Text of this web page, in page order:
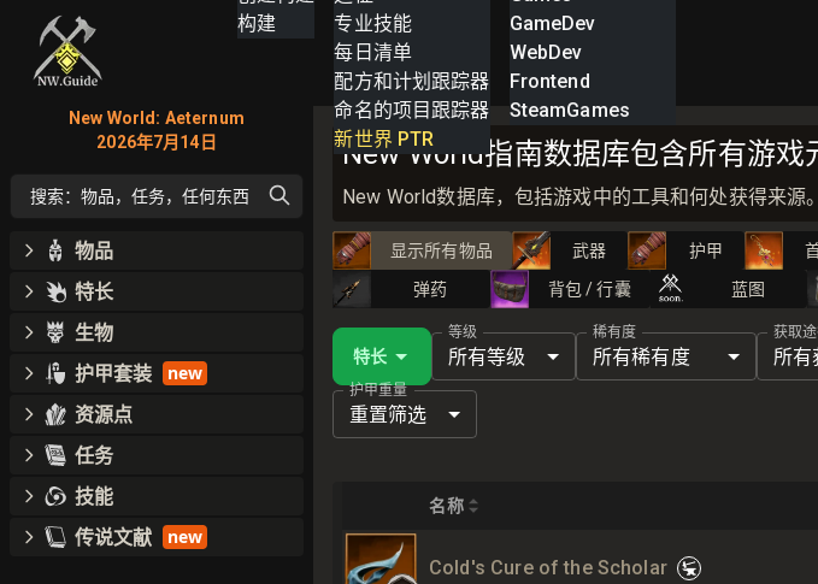
构建
专业技能
每日清单
配方和计划跟踪器
命名的项目跟踪器
新世界 PTR
GameDev
WebDev
Frontend
SteamGames
New World指南数据库包含所有游戏
New World数据库，包括游戏中的工具和何处获得来
显示所有物品 武器 护甲
弹药
背包 / 行囊 蓝图
特长
等级
所有等级
稀有度
所有稀有度
获取
所有
护甲重量
重置筛选
名称
Cold's Cure of the Scholar
New World: Aeternum
2026年7月14日
搜索：物品，任务，任何东西
物品
特长
生物
护甲套装
new
资源点
任务
技能
传说文献
new